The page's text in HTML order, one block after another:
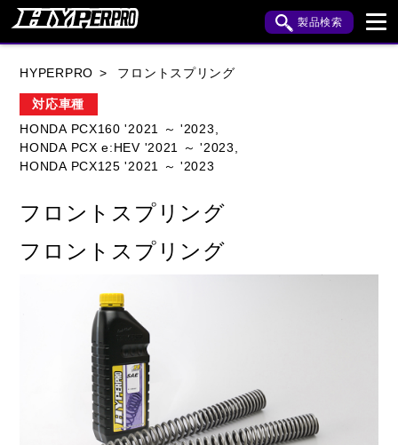
製品検索
HONDA YAMAHA
HUSQVANA
KTM
MV AGUSTA
TRIUMPH
HYPERPRO フロントスプリング
対応車種
HONDA PCX160 '2021 ～ '2023,
HONDA PCX e:HEV '2021 ～ '2023,
HONDA PCX125 '2021 ～ '2023
フロントスプリング
フロントスプリング